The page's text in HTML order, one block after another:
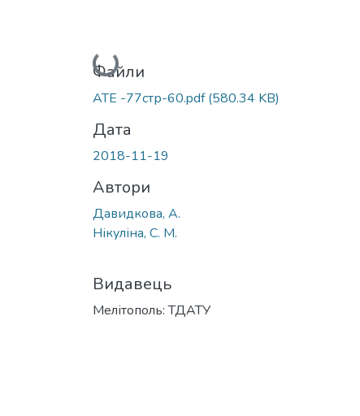
Вантажиться...
Файли
АТЕ -77стр-60.pdf(580.34 KB)
Дата
2018-11-19
Автори
Давидкова, А.
Нікуліна, С. М.
Видавець
Мелітополь: ТДАТУ